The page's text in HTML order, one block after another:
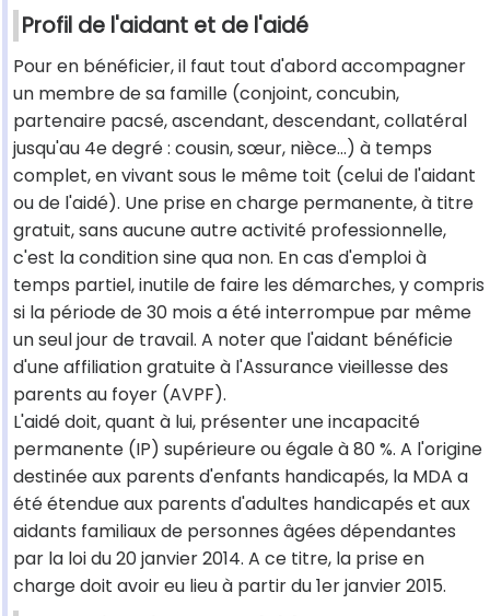
Profil de l'aidant et de l'aidé
Pour en bénéficier, il faut tout d'abord accompagner
un membre de sa famille (conjoint, concubin,
partenaire pacsé, ascendant, descendant, collatéral
jusqu'au 4e degré : cousin, sœur, nièce...) à temps
complet, en vivant sous le même toit (celui de l'aidant
ou de l'aidé). Une prise en charge permanente, à titre
gratuit, sans aucune autre activité professionnelle,
c'est la condition sine qua non. En cas d'emploi à
temps partiel, inutile de faire les démarches, y compris
si la période de 30 mois a été interrompue par même
un seul jour de travail. A noter que l'aidant bénéficie
d'une affiliation gratuite à l'Assurance vieillesse des
parents au foyer (AVPF).
L'aidé doit, quant à lui, présenter une incapacité
permanente (IP) supérieure ou égale à 80 %. A l'origine
destinée aux parents d'enfants handicapés, la MDA a
été étendue aux parents d'adultes handicapés et aux
aidants familiaux de personnes âgées dépendantes
par la loi du 20 janvier 2014. A ce titre, la prise en
charge doit avoir eu lieu à partir du 1er janvier 2015.